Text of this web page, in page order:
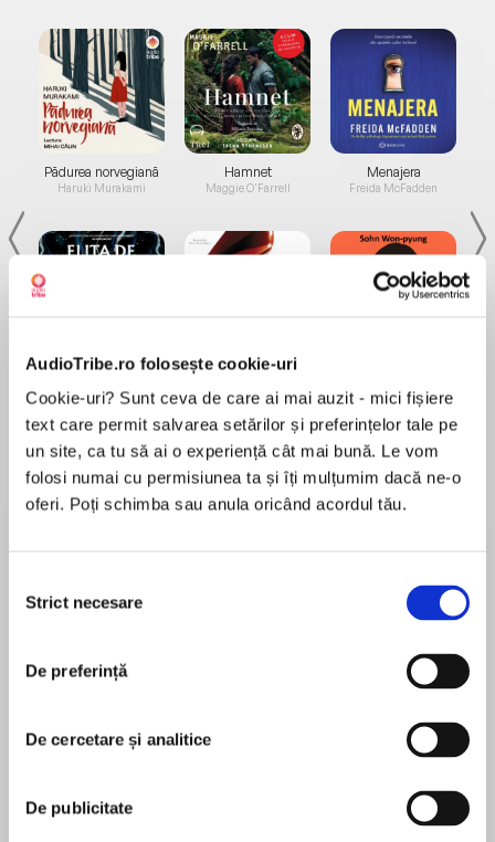
AudioTribe.ro folosește cookie-uri
Cookie-uri? Sunt ceva de care ai mai auzit - mici fișiere
text care permit salvarea setărilor și preferințelor tale pe
un site, ca tu să ai o experiență cât mai bună. Le vom
folosi numai cu permisiunea ta și îți mulțumim dacă ne-o
oferi. Poți schimba sau anula oricând acordul tău.
consimțământului
Strict necesare
De preferință
De cercetare și analitice
De publicitate
Pădurea norvegiană
Haruki Murakami
Elita de Argint (Elita
de...
Dani Francis
Hamnet
Maggie O'Farrell
Diavolul se îmbracă de
Lauren Weisberger
Menajera
Freida McFadden
Sohn Won-pyung
Desprecarte
estuvo apasionado por el tema de la reforma
migratoria. Él pensaba que los Estados Unidos
equitativamente las tradiciones y la exploración
de nuevas fronteras, dignos de la libertad para
país adoptivo.
Esta edición del sexagésimo aniversario de este
ensayo póstumo y perene, que incluye una
MAI MULT
pentru această carte
John F. Kennedy (1917-1963) was president of the